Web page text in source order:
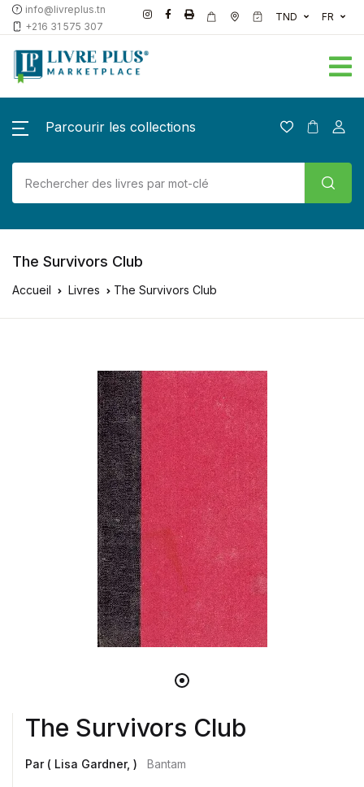
info@livreplus.tn
+216 31 575 307
TND FR
Parcourir les collections
The Survivors Club
Accueil Livres The Survivors Club
The Survivors Club
Par ( Lisa Gardner, ) Bantam